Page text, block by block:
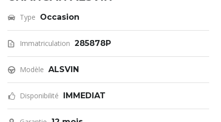
Type Occasion
Immatriculation 285878P
Modèle ALSVIN
Disponibilité IMMEDIAT